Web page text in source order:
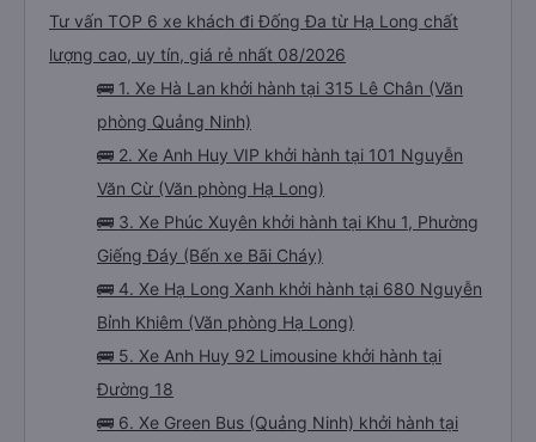
Tư vấn TOP 6 xe khách đi Đống Đa từ Hạ Long chất
lượng cao, uy tín, giá rẻ nhất 08/2026
🚌 1. Xe Hà Lan khởi hành tại 315 Lê Chân (Văn
phòng Quảng Ninh)
🚌 2. Xe Anh Huy VIP khởi hành tại 101 Nguyễn
Văn Cừ (Văn phòng Hạ Long)
🚌 3. Xe Phúc Xuyên khởi hành tại Khu 1, Phường
Giếng Đáy (Bến xe Bãi Cháy)
🚌 4. Xe Hạ Long Xanh khởi hành tại 680 Nguyễn
Bỉnh Khiêm (Văn phòng Hạ Long)
🚌 5. Xe Anh Huy 92 Limousine khởi hành tại
Đường 18
🚌 6. Xe Green Bus (Quảng Ninh) khởi hành tại